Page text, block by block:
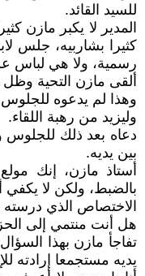
للسيد القائد.
المدير لا يكبر مازن
كثيرا بشاربيه، جلس
رسمية، ولا هي لباس
ألقى مازن التحية
وهذا لم يدعوه للجلوس
وليزيد من رهبة اللقاء.
دعاه بعد ذلك
بين يديه.
أستاذ مازن، إنك
بالضبط، ولكن لا
الاختصاص الذي درسته
هل أنت منتمي إلى
تفاجأ مازن بهذا
يديه مستجمعا إرادته